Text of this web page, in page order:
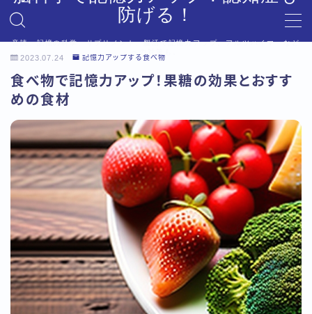
防げる！
音読、記憶の科学、サプリメント、脳活で記憶力アップ。アルツハイマーなど
プライバシーポリシー
利用規約／特定商取引法に基づく表記
利用規約／特定商取引法に基づく表記
有料記事の決済完了ページ
有料記事の決済完了ページ
運営者情報
2023.07.24 記憶力アップする食べ物
食べ物で記憶力アップ！果糖の効果とおすす
めの食材